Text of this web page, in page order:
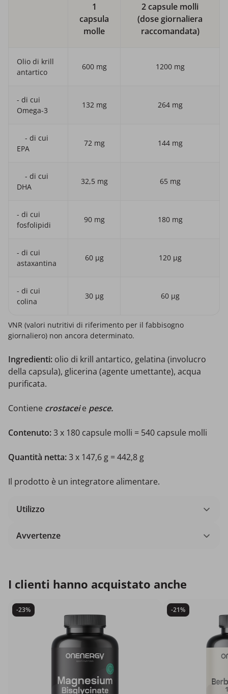
1
capsula
molle
2 capsule molli
(dose giornaliera
raccomandata)
Olio di krill
antartico
600 mg 1200 mg
- di cui
Omega-3
132 mg 264 mg
- di cui
EPA
72 mg 144 mg
- di cui
DHA
32,5 mg 65 mg
- di cui
fosfolipidi
90 mg 180 mg
- di cui
astaxantina
60 µg 120 µg
- di cui
colina
30 µg 60 µg
VNR (valori nutritivi di riferimento per il fabbisogno
giornaliero) non ancora determinato.
Ingredienti: olio di krill antartico, gelatina (involucro
della capsula), glicerina (agente umettante), acqua
purificata.
Contiene crostaceie pesce.
Contenuto:3 x 180 capsule molli = 540 capsule molli
Quantità netta:3 x 147,6 g = 442,8 g
Il prodotto è un integratore alimentare.
Utilizzo
Avvertenze
I clienti hanno acquistato anche
-23% -21%